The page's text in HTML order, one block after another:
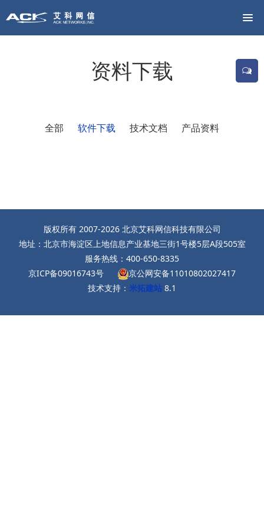
资料下载
全部 软件下载 技术文档 产品资料
版权所有 2007-2026 北京艾科网信科技有限公司
地址：北京市海淀区上地信息产业基地三街1号楼5层A段505室
服务热线：400-650-8335
京ICP备09016743号
京公网安备11010802027417
技术支持： 米拓建站 8.1